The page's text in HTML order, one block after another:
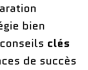
bien
clés
de succès